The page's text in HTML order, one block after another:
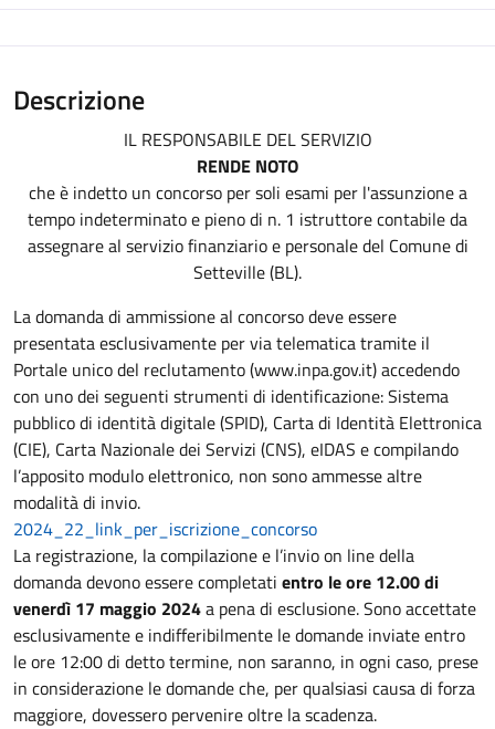
Descrizione
IL RESPONSABILE DEL SERVIZIO
RENDE NOTO
che è indetto un concorso per soli esami per l'assunzione a
tempo indeterminato e pieno di n. 1 istruttore contabile da
assegnare al servizio finanziario e personale del Comune di
Setteville (BL).
La domanda di ammissione al concorso deve essere
presentata esclusivamente per via telematica tramite il
Portale unico del reclutamento (www.inpa.gov.it) accedendo
con uno dei seguenti strumenti di identificazione: Sistema
pubblico di identità digitale (SPID), Carta di Identità Elettronica
(CIE), Carta Nazionale dei Servizi (CNS), eIDAS e compilando
l’apposito modulo elettronico, non sono ammesse altre
modalità di invio.
2024_22_link_per_iscrizione_concorso
La registrazione, la compilazione e l’invio on line della
domanda devono essere completati entro le ore 12.00 di
venerdì 17 maggio 2024a pena di esclusione. Sono accettate
esclusivamente e indifferibilmente le domande inviate entro
le ore 12:00 di detto termine, non saranno, in ogni caso, prese
in considerazione le domande che, per qualsiasi causa di forza
maggiore, dovessero pervenire oltre la scadenza.